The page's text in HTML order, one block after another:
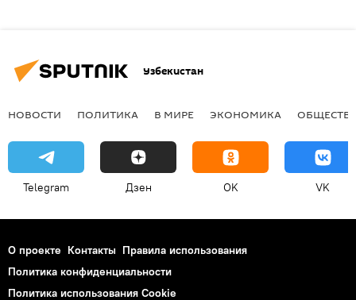
Узбекистан
НОВОСТИ ПОЛИТИКА В МИРЕ ЭКОНОМИКА
Telegram Дзен OK VK
О проекте Контакты Правила использования
Политика конфиденциальности
Политика использования Cookie